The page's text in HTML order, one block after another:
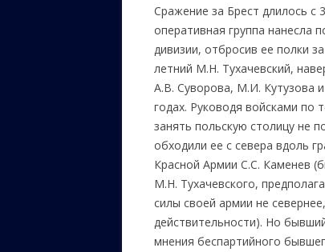
Сражение за Брест длилось с
оперативная группа нанесла
дивизии, отбросив ее полки
летний М.Н. Тухачевский,
А.В. Суворова, М.И. Кутузова
годах. Руководя войсками по
занять польскую столицу не
обходили ее с севера вдоль
Красной Армии С.С. Каменев
М.Н. Тухачевского,
силы своей армии не
действительности). Но
мнения беспартийного